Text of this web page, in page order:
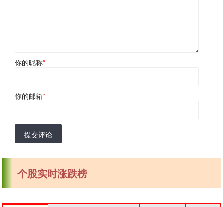
你的昵称*
你的邮箱*
提交评论
个股实时涨跌榜